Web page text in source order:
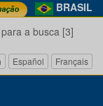
BRASIL
a busca [3]
Español Français